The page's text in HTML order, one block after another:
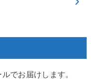
でお届けします。